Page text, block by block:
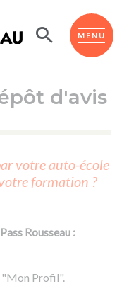
MENU
d'avis
votre auto-école
formation ?
Rousseau :
"Mon Profil".